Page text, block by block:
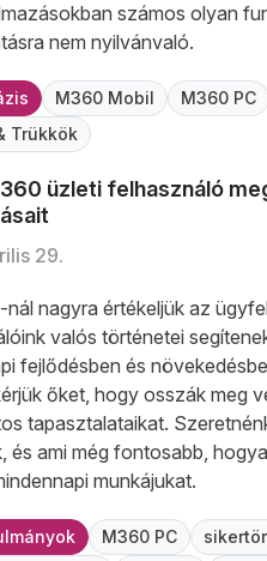
számos olyan
nem nyilvánvaló.
M360 Mobil M360 PC
Trükkök
benyomásait
üzleti felhasználó
üzleti felhasználó
29.
nagyra értékeljük az
valós történetei
fejlődésben és
őket, hogy osszák meg
tapasztalataikat.
és ami még fontosabb,
munkájukat.
M360 PC